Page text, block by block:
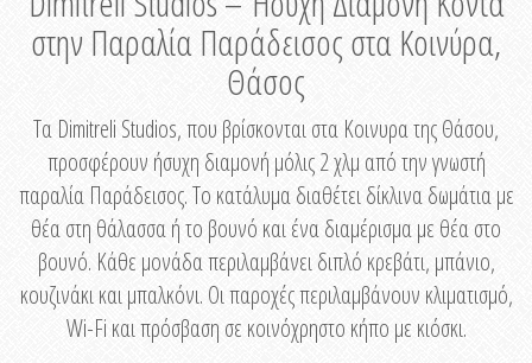
στην Παραλία Παράδεισος στα Κοινύρα,
Θάσος
Τα Dimitreli Studios, που βρίσκονται στα Κοινυρα της Θάσου,
προσφέρουν ήσυχη διαμονή μόλις 2 χλμ από την γνωστή
παραλία Παράδεισος. Το κατάλυμα διαθέτει δίκλινα δωμάτια με
θέα στη θάλασσα ή το βουνό και ένα διαμέρισμα με θέα στο
βουνό. Κάθε μονάδα περιλαμβάνει διπλό κρεβάτι, μπάνιο,
κουζινάκι και μπαλκόνι. Οι παροχές περιλαμβάνουν κλιματισμό,
Wi-Fi και πρόσβαση σε κοινόχρηστο κήπο με κιόσκι.